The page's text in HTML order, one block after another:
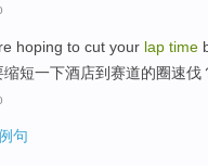
hoping to cut your lap time
缩短一下酒店到赛道的圈速伐
句